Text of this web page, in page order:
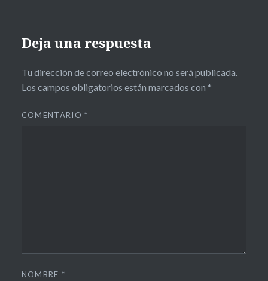
Deja una respuesta
Tu dirección de correo electrónico no será publicada.
Los campos obligatorios están marcados con *
COMENTARIO*
NOMBRE *